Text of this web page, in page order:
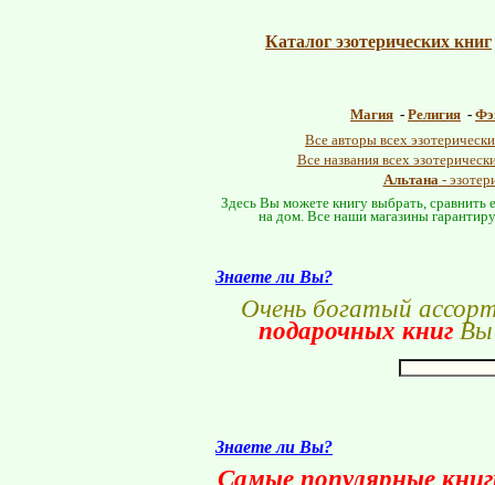
Каталог эзотерических книг
Магия - Религия -
Все авторы всех
Все названия всех
Альтана-
Здесь Вы можете книгу выбрать, сравнить
на дом. Все наши магазины
Знаете ли Вы?
Очень богатый
подарочных книгВы
Знаете ли Вы?
Самые популярные